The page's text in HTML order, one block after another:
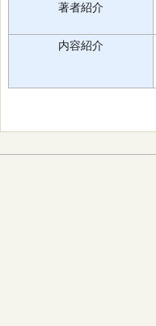
著者紹介
内容紹介